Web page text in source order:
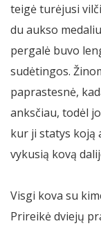
teigė turėjusi
du aukso
pergalė buvo
sudėtingos.
paprastesnė,
anksčiau, todėl
kur ji statys koją
vykusią kovą
Visgi kova su
Prireikė dviejų